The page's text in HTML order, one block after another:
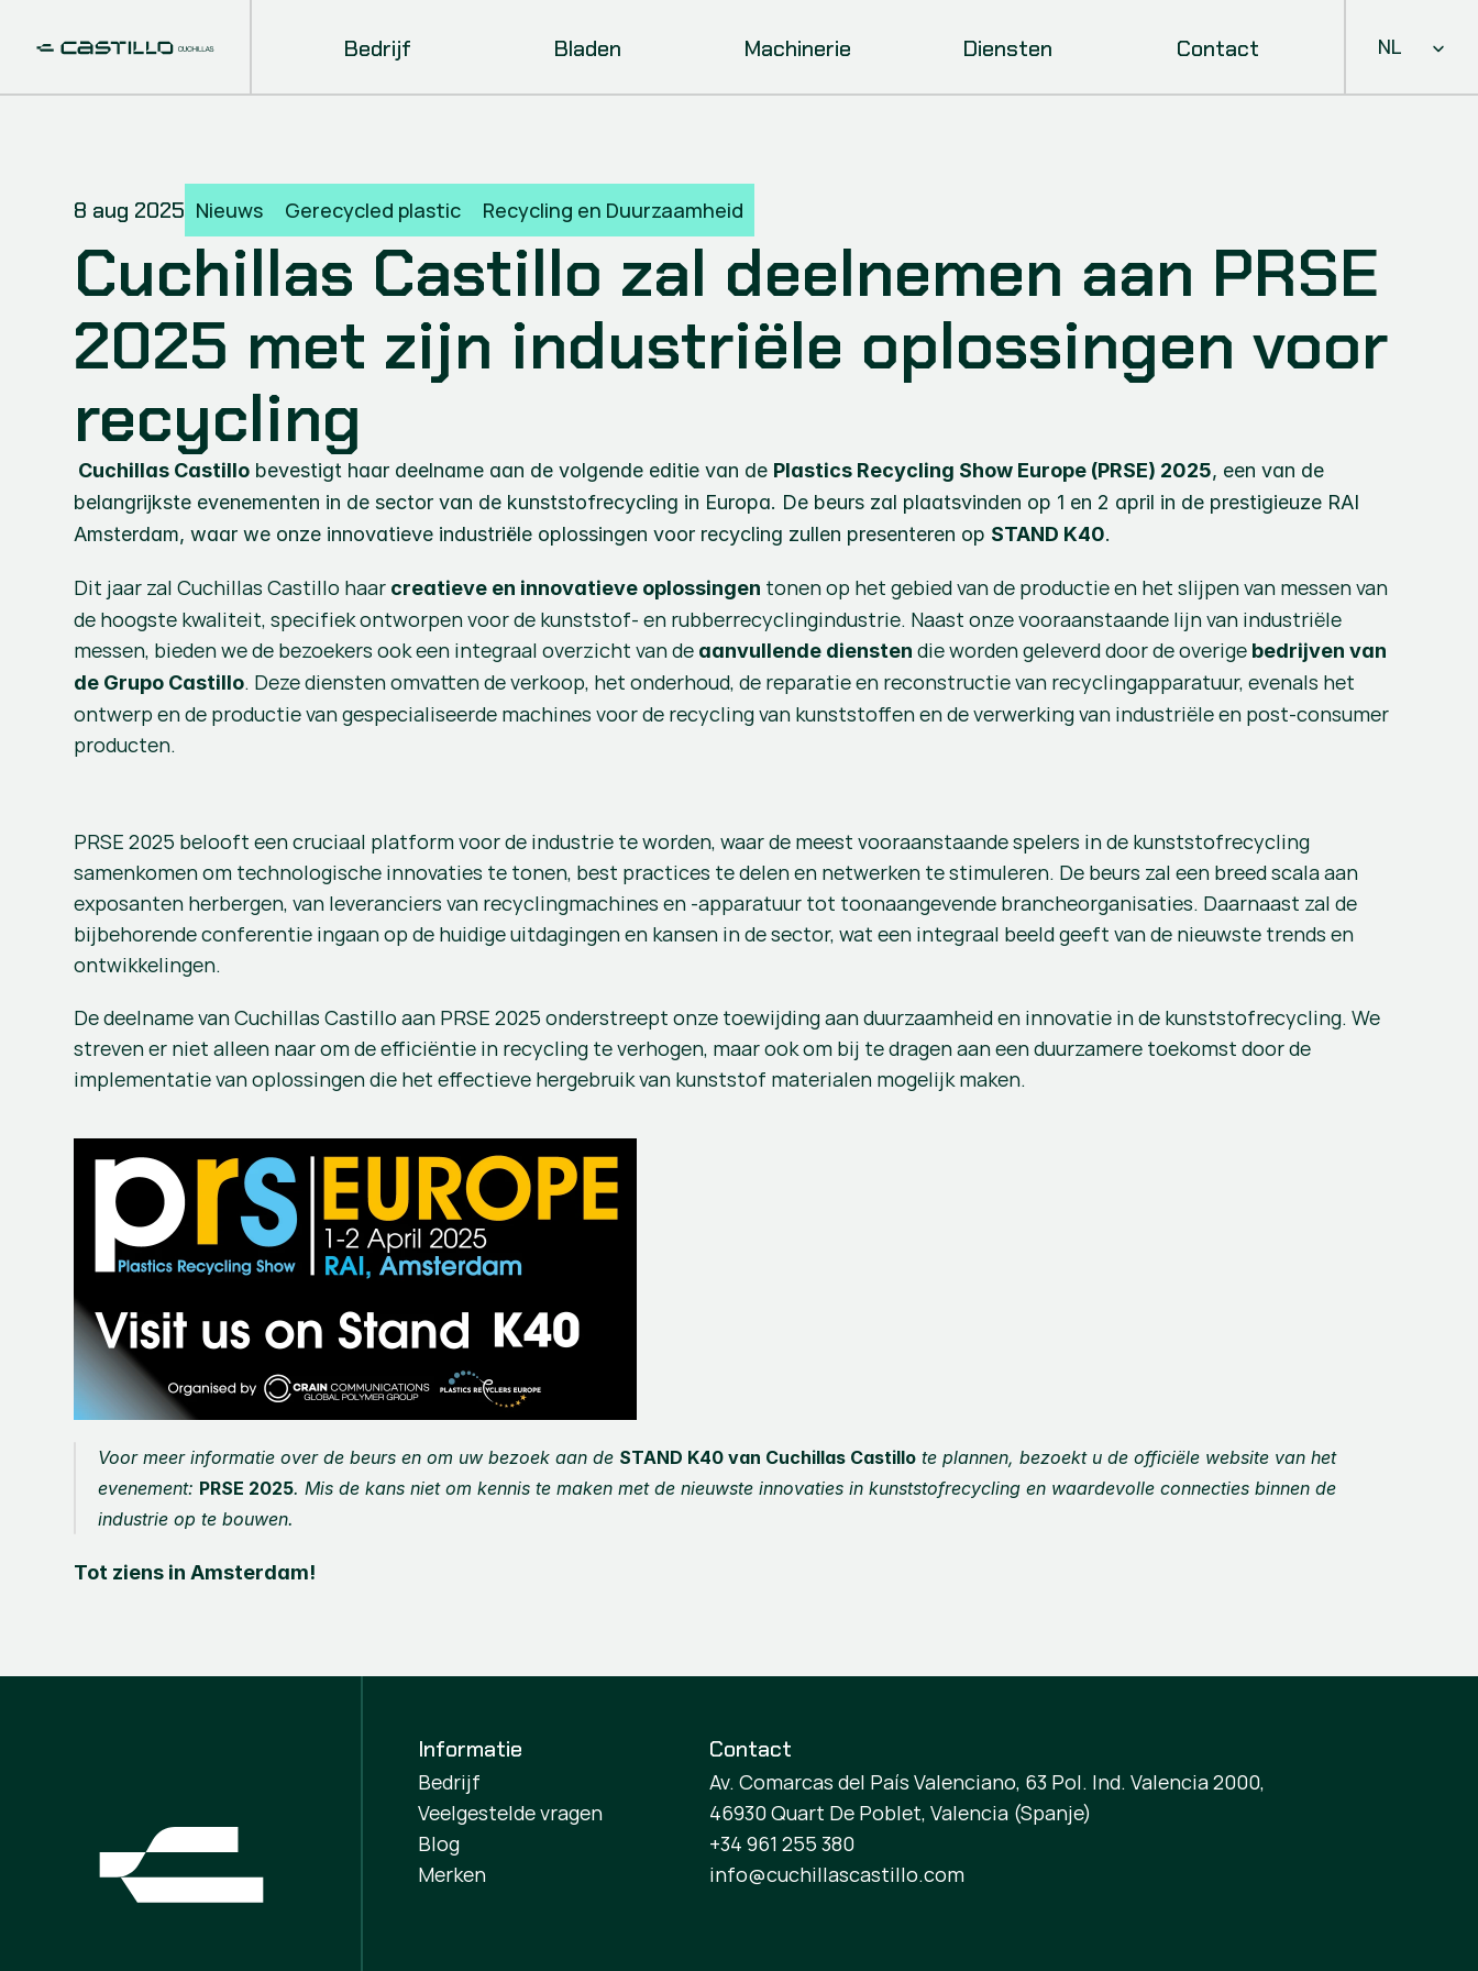
Bedrijf Bladen Machinerie Diensten Contact Select
NL
8 aug 2025 Nieuws Gerecycled plastic Recycling en Duurzaamheid
Cuchillas Castillo zal deelnemen aan PRSE
2025 met zijn industriële oplossingen voor
recycling
Cuchillas Castillo bevestigt haar deelname aan de volgende editie van de Plastics Recycling Show Europe (PRSE) 2025, een van de
belangrijkste evenementen in de sector van de kunststofrecycling in Europa. De beurs zal plaatsvinden op 1 en 2 april in de prestigieuze RAI
Amsterdam, waar we onze innovatieve industriële oplossingen voor recycling zullen presenteren op STAND K40.
Dit jaar zal Cuchillas Castillo haar creatieve en innovatieve oplossingen tonen op het gebied van de productie en het slijpen van messen van
de hoogste kwaliteit, specifiek ontworpen voor de kunststof- en rubberrecyclingindustrie. Naast onze vooraanstaande lijn van industriële
messen, bieden we de bezoekers ook een integraal overzicht van de aanvullende diensten die worden geleverd door de overige bedrijven van
de Grupo Castillo. Deze diensten omvatten de verkoop, het onderhoud, de reparatie en reconstructie van recyclingapparatuur, evenals het
ontwerp en de productie van gespecialiseerde machines voor de recycling van kunststoffen en de verwerking van industriële en post-consumer
producten.
PRSE 2025 belooft een cruciaal platform voor de industrie te worden, waar de meest vooraanstaande spelers in de kunststofrecycling
samenkomen om technologische innovaties te tonen, best practices te delen en netwerken te stimuleren. De beurs zal een breed scala aan
exposanten herbergen, van leveranciers van recyclingmachines en -apparatuur tot toonaangevende brancheorganisaties. Daarnaast zal de
bijbehorende conferentie ingaan op de huidige uitdagingen en kansen in de sector, wat een integraal beeld geeft van de nieuwste trends en
ontwikkelingen.
De deelname van Cuchillas Castillo aan PRSE 2025 onderstreept onze toewijding aan duurzaamheid en innovatie in de kunststofrecycling. We
streven er niet alleen naar om de efficiëntie in recycling te verhogen, maar ook om bij te dragen aan een duurzamere toekomst door de
implementatie van oplossingen die het effectieve hergebruik van kunststof materialen mogelijk maken.
Voor meer informatie over de beurs en om uw bezoek aan de STAND K40 van Cuchillas Castillo te plannen, bezoekt u de officiële website van het
evenement: PRSE 2025. Mis de kans niet om kennis te maken met de nieuwste innovaties in kunststofrecycling en waardevolle connecties binnen de
industrie op te bouwen.
Tot ziens in Amsterdam!
Informatie
Bedrijf
Veelgestelde vragen
Blog
Merken
Contact
Av. Comarcas del País Valenciano, 63 Pol. Ind. Valencia 2000,
46930 Quart De Poblet, Valencia (Spanje)
+34 961 255 380
info@cuchillascastillo.com